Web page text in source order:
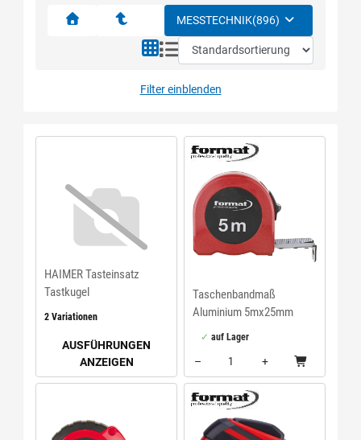
MESSTECHNIK(896)
Filter einblenden
2 Variationen
AUSFÜHRUNGEN
ANZEIGEN
HAIMER Tasteinsatz
Tastkugel
Taschenbandmaß
Aluminium 5mx25mm
weiß FORMAT
auf Lager
–
+
Menge: 1